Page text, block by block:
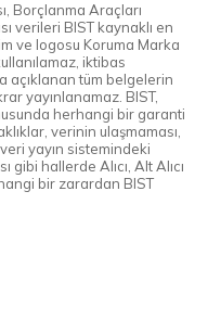
Borçlanma Araçları
verileri BIST kaynaklı en
ve logosu Koruma Marka
iktibas
açıklanan tüm belgelerin
yayınlanamaz. BIST,
herhangi bir garanti
verinin ulaşmaması,
yayın sistemindeki
hallerde Alıcı, Alt Alıcı
bir zarardan BIST